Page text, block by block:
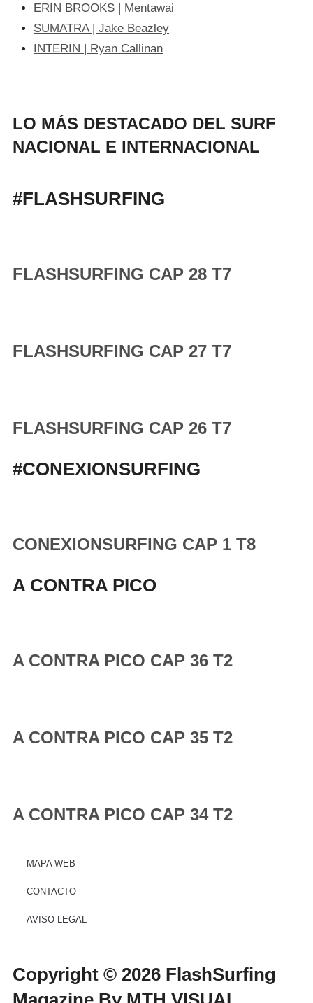
ERIN BROOKS | Mentawai
SUMATRA | Jake Beazley
INTERIN | Ryan Callinan
LO MÁS DESTACADO DEL SURF
NACIONAL E INTERNACIONAL
#FLASHSURFING
FLASHSURFING CAP 28 T7
FLASHSURFING CAP 27 T7
FLASHSURFING CAP 26 T7
#CONEXIONSURFING
CONEXIONSURFING CAP 1 T8
A CONTRA PICO
A CONTRA PICO CAP 36 T2
A CONTRA PICO CAP 35 T2
A CONTRA PICO CAP 34 T2
MAPA WEB
CONTACTO
AVISO LEGAL
Copyright © 2026 FlashSurfing